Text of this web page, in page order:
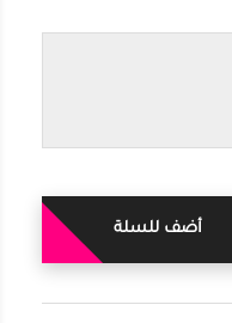
أضف للسلة